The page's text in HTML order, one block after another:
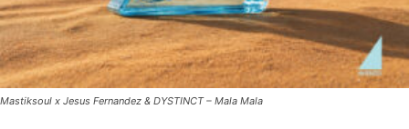
Mastiksoul x Jesus Fernandez & DYSTINCT – Mala Mala